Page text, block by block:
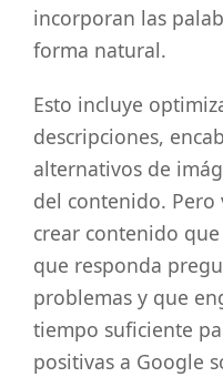
incorporan las
forma natural.
Esto incluye
descripciones,
alternativos de
del contenido. Pero
crear contenido
que responda
problemas y que
tiempo suficiente
positivas a Google